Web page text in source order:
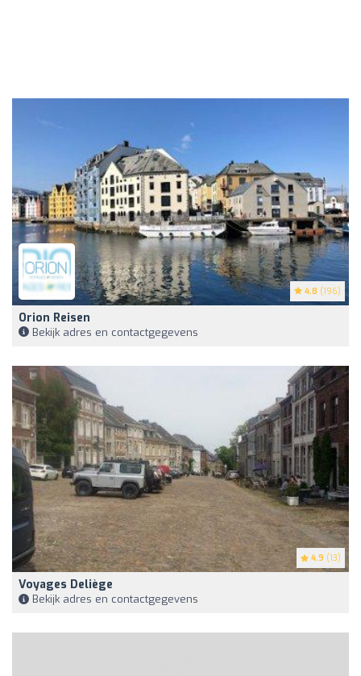
4.8 (196)
Orion Reisen
Bekijk adres en contactgegevens
4.9 (13)
Voyages Deliège
Bekijk adres en contactgegevens